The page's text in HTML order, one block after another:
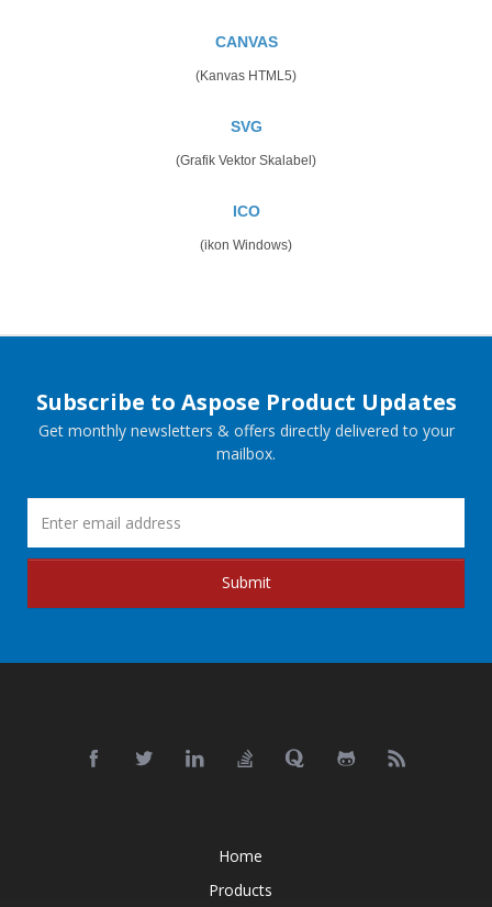
CANVAS
(Kanvas HTML5)
SVG
(Grafik Vektor Skalabel)
ICO
(ikon Windows)
Subscribe to Aspose Product Updates
Get monthly newsletters & offers directly delivered to your
mailbox.
Submit
Home
Products